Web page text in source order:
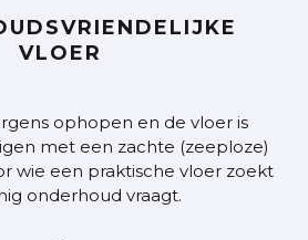
VLOER
ophopen en de vloer is
met een zachte (zeeploze)
wie een praktische vloer zoekt
onderhoud vraagt.